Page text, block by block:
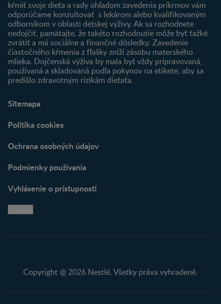
Nájsť produkt
kŕmiť svoje dieťa a rady ohľadom zavedenia príkrmov vám
odporúčame konzultovať s lekárom alebo kvalifikovaným
odborníkom v oblasti detskej výživy. Ak sa rozhodnete
nedojčiť, pamätajte, že takéto rozhodnutie môže byť ťažké
zvrátiť a má sociálne a finančné dôsledky. Zavedenie
čiastočného kŕmenia z fľašky zníži zásobu materského
mlieka. Dojčenská výživa by mala byť vždy pripravovaná,
používaná a skladovaná podľa pokynov na etikete, aby sa
predišlo zdravotným rizikám dieťaťa.
Sitemapa
Politika cookies
Ochrana osobných údajov
Podmienky používania
Vyhlásenie o prístupnosti
Copyright @ 2026 Nestlé. Všetky práva vyhradené.